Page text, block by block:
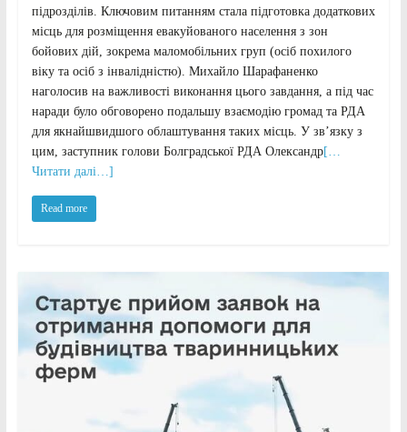
підрозділів. Ключовим питанням стала підготовка додаткових
місць для розміщення евакуйованого населення з зон
бойових дій, зокрема маломобільних груп (осіб похилого
віку та осіб з інвалідністю). Михайло Шарафаненко
наголосив на важливості виконання цього завдання, а під час
наради було обговорено подальшу взаємодію громад та РДА
для якнайшвидшого облаштування таких місць. У зв’язку з
цим, заступник голови Болградської РДА Олександр[…
Читати далі…]
Read more